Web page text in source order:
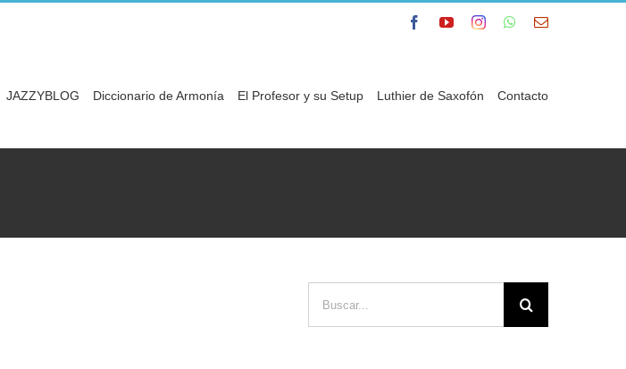
FacebookYouTubeInstagramWhatsApp
Correo
JAZZYBLOG Diccionario de Armonía El Profesor y su Setup Luthier de Saxofón Contacto